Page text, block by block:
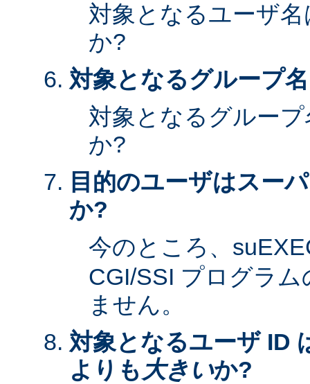
対象となるユーザ
か?
対象となるグループ
対象となるグルー
か?
目的のユーザはスー
か?
今のところ、
CGI/SSI プログラ
ません。
対象となるユーザ ID
よりも 大きいか?